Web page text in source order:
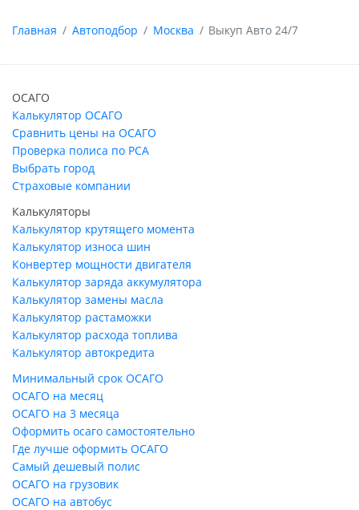
Главная Автоподбор Москва Выкуп Авто 24/7
ОСАГО
Калькулятор ОСАГО
Сравнить цены на ОСАГО
Проверка полиса по РСА
Выбрать город
Страховые компании
Калькуляторы
Калькулятор крутящего момента
Калькулятор износа шин
Конвертер мощности двигателя
Калькулятор заряда аккумулятора
Калькулятор замены масла
Калькулятор растаможки
Калькулятор расхода топлива
Калькулятор автокредита
Минимальный срок ОСАГО
ОСАГО на месяц
ОСАГО на 3 месяца
Оформить осаго самостоятельно
Где лучше оформить ОСАГО
Самый дешевый полис
ОСАГО на грузовик
ОСАГО на автобус